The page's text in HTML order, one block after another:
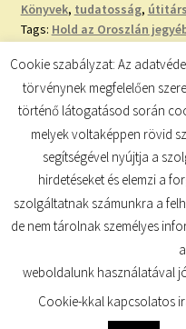
Könyvek, tudatosság, útitárs
Tags: Hold az Oroszlán
Hold, oroszlán,
teliholdas kulcskérdések
© TUDATKULCS 2026
Cookie szabályzat: Az
törvénynek megfelelően
történő látogatásod során
melyek voltaképpen rövid
segítségével nyújtja a
hirdetéseket és elemzi a
szolgáltatnak számunkra a
de nem tárolnak személyes
weboldalunk használatával
Cookie-kkal kapcsolatos